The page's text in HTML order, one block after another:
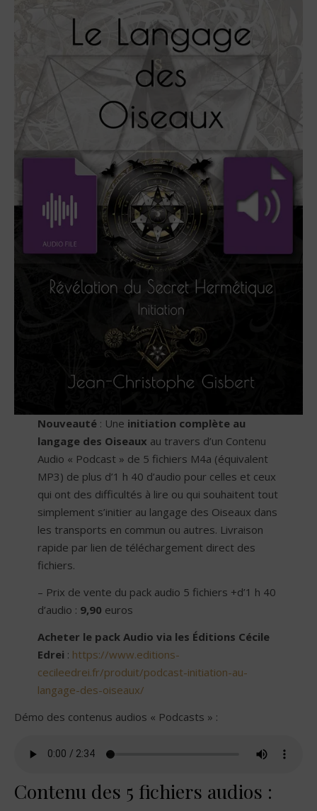
Nouveauté: Une initiation complète au
langage des Oiseaux au travers d’un Contenu
Audio « Podcast » de 5 fichiers M4a (équivalent
MP3) de plus d’1 h 40 d’audio pour celles et ceux
qui ont des difficultés à lire ou qui souhaitent tout
simplement s’initier au langage des Oiseaux dans
les transports en commun ou autres. Livraison
rapide par lien de téléchargement direct des
fichiers.
– Prix de vente du pack audio 5 fichiers +d’1 h 40
d’audio : 9,90 euros
Acheter le pack Audio via les Éditions Cécile
Edrei : https://www.editions-
cecileedrei.fr/produit/podcast-initiation-au-
langage-des-oiseaux/
Démo des contenus audios « Podcasts » :
Contenu des 5 fichiers audios :